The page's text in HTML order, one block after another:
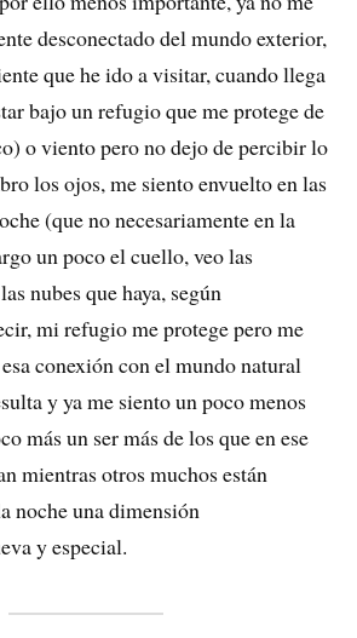
desconectado del mundo exterior,
que he ido a visitar, cuando llega
bajo un refugio que me protege de
o viento pero no dejo de percibir lo
los ojos, me siento envuelto en las
(que no necesariamente en la
un poco el cuello, veo las
nubes que haya, según
mi refugio me protege pero me
conexión con el mundo natural
y ya me siento un poco menos
más un ser más de los que en ese
mientras otros muchos están
noche una dimensión
y especial.